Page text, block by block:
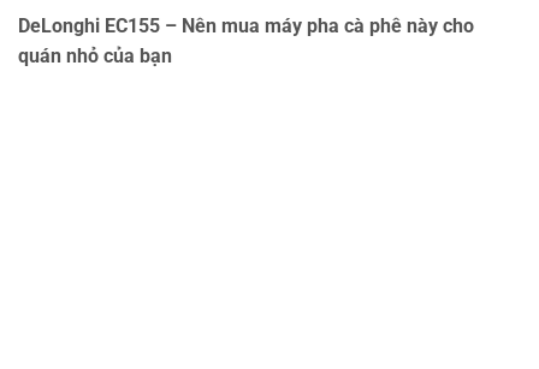
DeLonghi EC155 – Nên mua máy pha cà phê này cho
quán nhỏ của bạn